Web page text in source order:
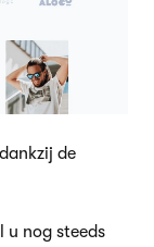
de
u nog steeds